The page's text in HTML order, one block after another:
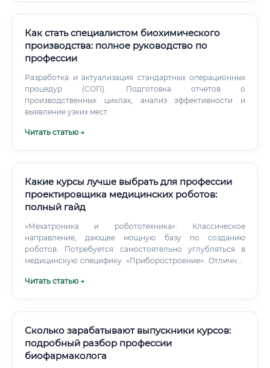
Как стать специалистом биохимического
производства: полное руководство по
профессии
Разработка и актуализация стандартных операционных
процедур (СОП). Подготовка отчетов о
производственных циклах, анализ эффективности и
выявление узких мест.
Читать статью →
Какие курсы лучше выбрать для профессии
проектировщика медицинских роботов:
полный гайд
«Мехатроника и робототехника»: Классическое
направление, дающее мощную базу по созданию
роботов. Потребуется самостоятельно углубляться в
медицинскую специфику. «Приборостроение»: Отличная
Читать статью →
Сколько зарабатывают выпускники курсов:
подробный разбор профессии
биофармаколога